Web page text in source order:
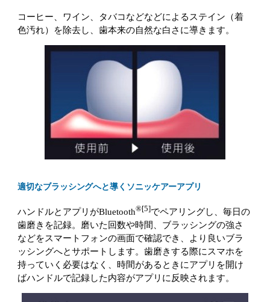
コーヒー、ワイン、タバコなどなどによるステイン（着
色汚れ）を除去し、歯本来の自然な白さに導きます。
適切なブラッシングへと導くソニッケアーアプリ
ハンドルとアプリがBluetooth®[5]でペアリングし、毎日の
歯磨きを記録。磨いた回数や時間、ブラッシングの強さ
などをスマートフォンの画面で確認でき、より良いブラ
ッシングへとサポートします。歯磨きする際にスマホを
持っていく必要はなく、時間があるときにアプリを開け
ばハンドルで記録した内容がアプリに反映されます。